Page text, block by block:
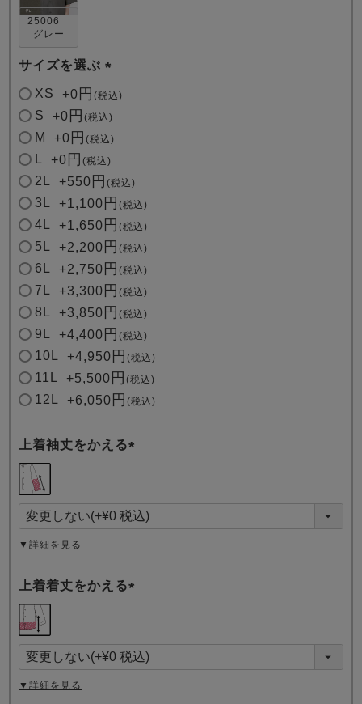
すべてのデザインのパジャマ一覧はこちら
25006
グレー
サイズを選ぶ
(
)
XS +0 税込
S +0 税込
M +0 税込
+0 税込
2L +550 税込
3L +1,100 税込
4L +1,650 税込
5L +2,200 税込
6L +2,750 税込
7L +3,300 税込
8L +3,850 税込
9L +4,400 税込
10L +4,950 税込
11L +5,500 税込
12L +6,050 税込
上着袖丈をかえる
須
)
▼詳細を見る
上着着丈をかえる
須
)
▼詳細を見る